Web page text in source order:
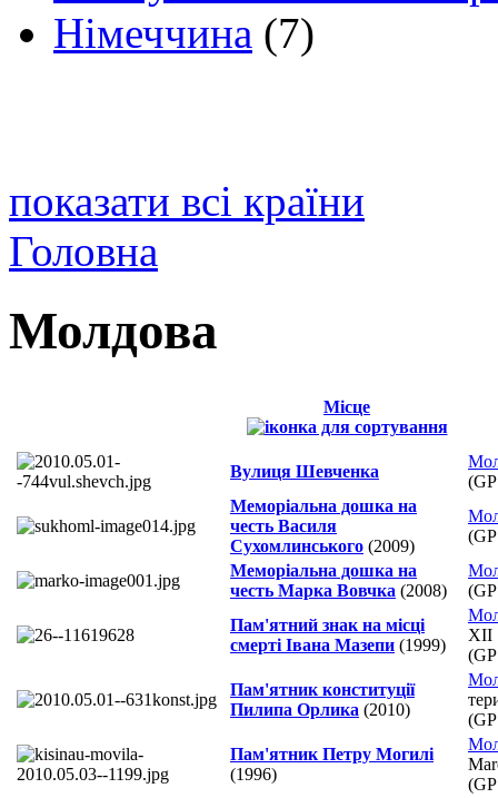
Німеччина (7)
показати всі країни
Головна
Молдова
Місце
Вулиця Шевченка
Меморіальна дошка на
честь Василя
Сухомлинського (2009)
Меморіальна дошка на
честь Марка Вовчка (2008)
Пам'ятний знак на місці
смерті Івана Мазепи (1999)
ХІІ
Пам'ятник конституції
Пилипа Орлика (2010)
Пам'ятник Петру Могилі
(1996)